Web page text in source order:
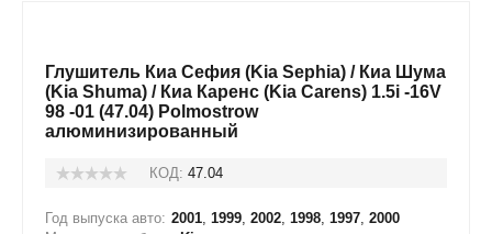
Глушитель Киа Сефия (Kia Sephia) / Киа Шума
(Kia Shuma) / Киа Каренс (Kia Carens) 1.5i -16V
98 -01 (47.04) Polmostrow
алюминизированный
КОД: 47.04
Год выпуска авто: 2001, 1999, 2002, 1998, 1997, 2000